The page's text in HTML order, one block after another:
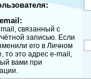
связанный с
записью. Если
его в Личном
то это адрес e-mail,
вами при